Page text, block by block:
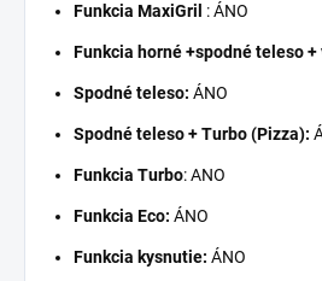
Funkcia MaxiGril : ÁNO
Funkcia horné +spodné teleso
Spodné teleso: ÁNO
Spodné teleso + Turbo (Pizza):
Funkcia Turbo: ANO
Funkcia Eco: ÁNO
Funkcia kysnutie: ÁNO